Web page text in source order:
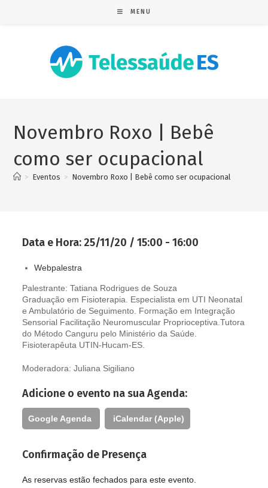
MENU
Novembro Roxo | Bebê
como ser ocupacional
> Eventos > Novembro Roxo | Bebê como ser ocupacional
Data e Hora: 25/11/20 / 15:00 - 16:00
Webpalestra
Palestrante: Tatiana Rodrigues de Souza
Graduação em Fisioterapia. Especialista em UTI Neonatal
e Ambulatório de Seguimento. Formação em Integração
Sensorial Facilitação Neuromuscular Proprioceptiva.Tutora
do Método Canguru pelo Ministério da Saúde.
Fisioterapêuta UTIN-Hucam-ES.
Moderadora: Juliana Sigiliano
Adicione o evento na sua Agenda:
Google Agenda iCalendar (Apple)
Confirmação de Presença
As reservas estão fechados para este evento.